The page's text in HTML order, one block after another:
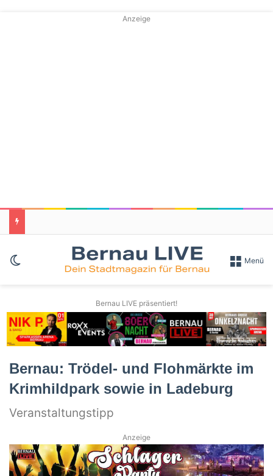
Anzeige
Skin umschalten Menü
Bernau LIVE präsentiert!
Bernau: Trödel- und Flohmärkte im
Krimhildpark sowie in Ladeburg
Veranstaltungstipp
Anzeige